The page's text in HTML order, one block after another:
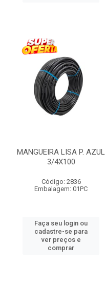
MANGUEIRA LISA P. AZUL
3/4X100
Código: 2836
Embalagem: 01PC
Faça seu login ou
cadastre-se para
ver preços e
comprar